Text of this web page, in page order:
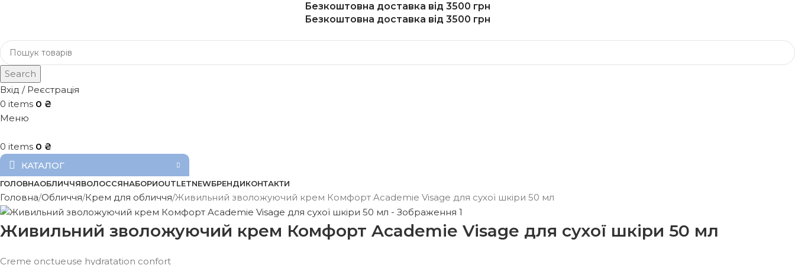
Безкоштовна доставка від 3500 грн
Безкоштовна доставка від 3500 грн
Search
Вхід / Реєстрація
0 items 0 ₴
Меню
0 items 0 ₴
КАТАЛОГ
ГОЛОВНАОБЛИЧЧЯВОЛОССЯНАБОРИOUTLETNEWБРЕНДИКОНТАКТИ
Головна Обличчя Крем для обличчя Живильний зволожуючий крем Комфорт Academie Visage для сухої шкіри 50 мл
Живильний зволожуючий крем Комфорт Academie Visage для сухої шкіри 50 мл
Creme onctueuse hydratation confort